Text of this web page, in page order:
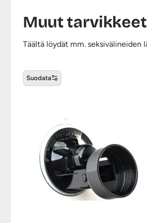
Muut
Täältä löydät mm. seksivälineiden
Suodata